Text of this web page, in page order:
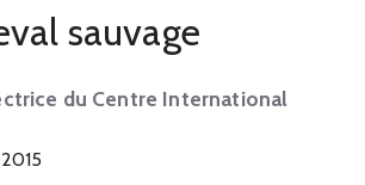
sauvage
du Centre International